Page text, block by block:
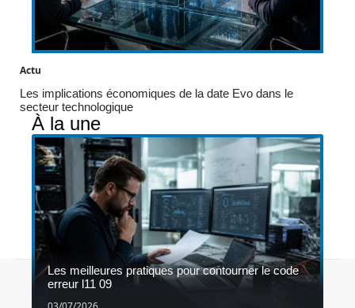
Actu
Les implications économiques de la date Evo dans le
secteur technologique
À la une
Les meilleures pratiques pour contourner le code
erreur l11 09
Contact Mentions légales Sitemap